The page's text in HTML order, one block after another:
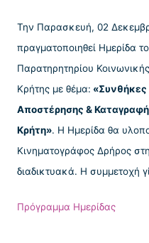
Την Παρασκευή, 02
πραγματοποιηθεί Ημερίδα
Παρατηρητηρίου
Κρήτης με θέμα: «Συνθήκες
Αποστέρησης &
Κρήτη». Η Ημερίδα θα
Κινηματογράφος Δρήρος
διαδικτυακά. Η συμμετοχή
Πρόγραμμα Ημερίδας